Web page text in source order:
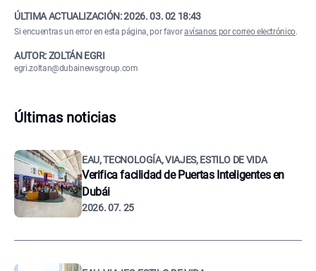
ÚLTIMA ACTUALIZACIÓN:2026. 03. 02 18:43
Si encuentras un error en esta página, por favoravísanos por correo electrónico.
AUTOR: ZOLTÁN EGRI
egri.zoltan@dubainewsgroup.com
Últimas noticias
EAU, TECNOLOGÍA, VIAJES, ESTILO DE VIDA
Verifica facilidad de Puertas Inteligentes en
Dubái
2026. 07. 25